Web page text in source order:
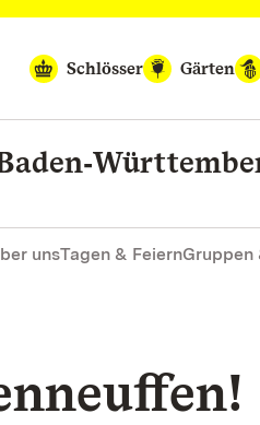
Schlösser
Gärten
unsTagen & FeiernGruppen